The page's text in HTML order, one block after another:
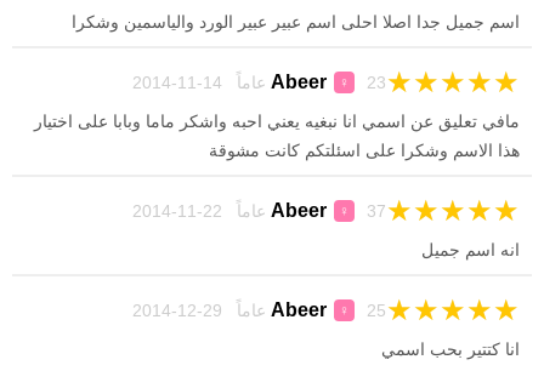
اسم جميل جدا اصلا احلى اسم عبير عبير الورد والياسمين وشكرا
Abeer ♀ 23 عاماً 14-11-2014 ★
★
★
★
★
مافي تعليق عن اسمي انا نبغيه يعني احبه واشكر ماما وبابا على اختيار
هذا الاسم وشكرا على اسئلتكم كانت مشوقة
Abeer ♀ 37 عاماً 22-11-2014 ★
★
★
★
★
انه اسم جميل
Abeer ♀ 25 عاماً 29-12-2014 ★
★
★
★
★
انا كتتير بحب اسمي